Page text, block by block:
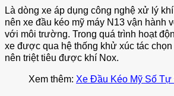
Là dòng xe áp dụng công nghệ xử lý
nên xe đầu kéo mỹ máy N13 vận hành
với môi trường. Trong quá trình hoạt
xe được qua hệ thống khử xúc tác
nên triệt tiêu được khí Nox.
Xem thêm: Xe Đầu Kéo Mỹ Số